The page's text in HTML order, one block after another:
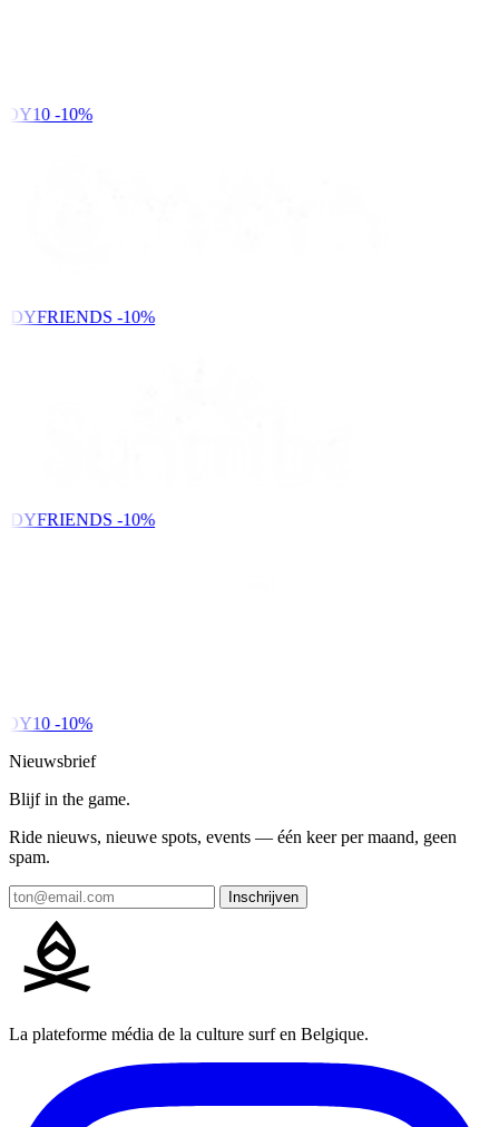
-10%
-10%
-10%
-10%
Nieuwsbrief
Blijf in the game.
Ride nieuws, nieuwe spots, events — één keer per maand, geen
spam.
Inschrijven
La plateforme média de la culture surf en Belgique.